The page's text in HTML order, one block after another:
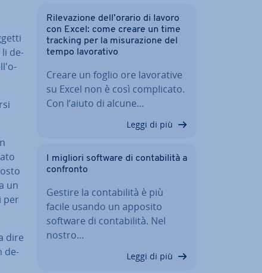
li de­
un
per
dire
de­
Ri­le­va­zio­ne dell’orario di lavoro
con Excel: come creare un time
tracking per la mi­su­ra­zio­ne del
tempo la­vo­ra­ti­vo
Creare un foglio ore la­vo­ra­ti­ve
su Excel non è così com­pli­ca­to.
Con l’aiuto di alcune…
Leggi di più
I migliori software di con­ta­bi­li­tà a
confronto
Gestire la con­ta­bi­li­tà è più
facile usando un apposito
software di con­ta­bi­li­tà. Nel
nostro…
Leggi di più